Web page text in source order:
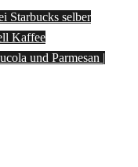
Starbucks selber
Kaffee
und Parmesan |